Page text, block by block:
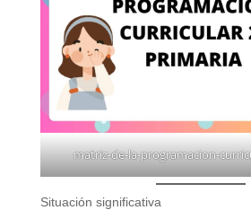
d
o
matriz-de-la-programacion-
Situación significativa